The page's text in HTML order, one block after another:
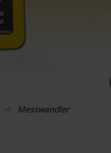
Messwandler